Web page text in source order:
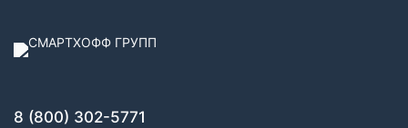
8 (800) 302-5771